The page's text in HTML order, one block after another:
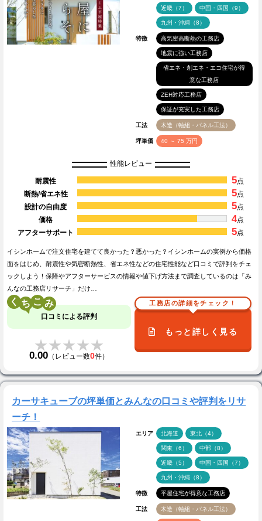
近畿（7） 中国・四国（9）
九州・沖縄（8）
特徴 高気密高断熱の工務店
地震に強い工務店
省エネ・創エネ・エコ住宅が得
意な工務店
ZEH対応工務店
保証が充実した工務店
工法 木造（軸組・パネル工法）
坪単価 40 ～ 75 万円
性能レビュー
耐震性 5点
断熱/省エネ性
5点
設計の自由度
5点
価格
4点
アフターサポート
5点
イシンホームで注文住宅を建てて良かった？悪かった？イシンホームの実例から価格
面をはじめ、耐震性や気密断熱性、省エネ性などの住宅性能など口コミで評判をチェ
ックしよう！保障やアフターサービスの情報や値下げ方法まで調査しているのは「み
んなの工務店リサーチ」だけ…
く こ
口コミによる評判
★★★★★
★★★★★
0.00 （レビュー数0件）
工務店の詳細をチェック！
もっと詳しく見る
カーサキューブの坪単価とみんなの口コミや評判をリサ
ーチ！
エリア 北海道 東北（4）
関東（6） 中部（8）
近畿（5） 中国・四国（7）
九州・沖縄（8）
特徴 平屋住宅が得意な工務店
工法 木造（軸組・パネル工法）